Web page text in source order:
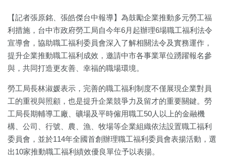
【記者張原銘、張皓傑台中報導】為鼓勵企業推動多元勞工福
利措施，台中市政府勞工局自今年6月起辦理6場職工福利法令
宣導會，協助職工福利委員會深入了解相關法令及實務運作，
提升企業推動職工福利成效，邀請中市各事業單位踴躍報名參
與，共同打造更友善、幸福的職場環境。
勞工局長林淑媛表示，完善的職工福利制度不僅展現企業對員
工的重視與照顧，也是提升企業競爭力及留才的重要關鍵。勞
工局長期輔導工廠、礦場及平時僱用職工50人以上的金融機
構、公司、行號、農、漁、牧場等企業組織依法設置職工福利
委員會，並於114年全國首創辦理職工福利委員會表揚活動，選
出10家推動職工福利績效優良單位予以表揚。